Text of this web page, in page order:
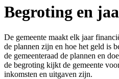
Begroting en
De gemeente maakt elk jaar
de plannen zijn en hoe het geld is
de gemeenteraad de plannen en
de begroting kijkt de gemeente
inkomsten en uitgaven zijn.